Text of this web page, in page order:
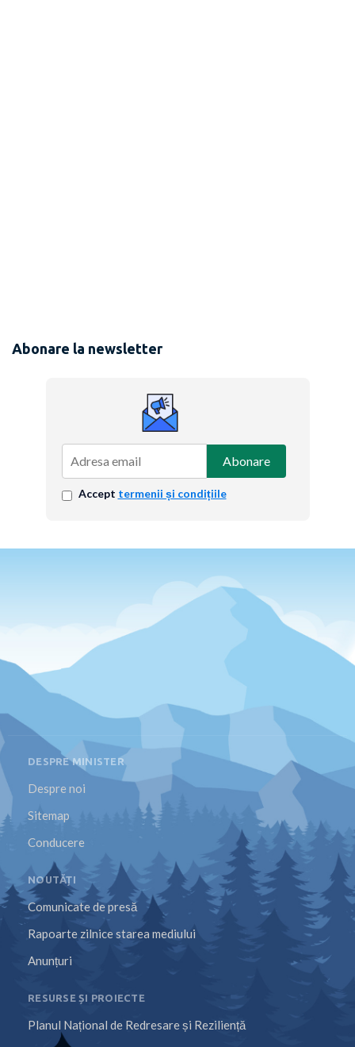
Abonare la newsletter
Abonare
Accept termenii și condițiile
DESPRE MINISTER
Despre noi
Sitemap
Conducere
NOUTĂȚI
Comunicate de presă
Rapoarte zilnice starea mediului
Anunțuri
RESURSE ȘI PROIECTE
Planul Național de Redresare și Reziliență